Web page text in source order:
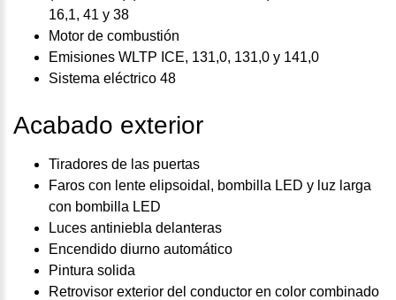
16,1, 41 y 38
Motor de combustión
Emisiones WLTP ICE, 131,0, 131,0 y 141,0
Sistema eléctrico 48
Acabado exterior
Tiradores de las puertas
Faros con lente elipsoidal, bombilla LED y luz larga
con bombilla LED
Luces antiniebla delanteras
Encendido diurno automático
Pintura solida
Retrovisor exterior del conductor en color combinado